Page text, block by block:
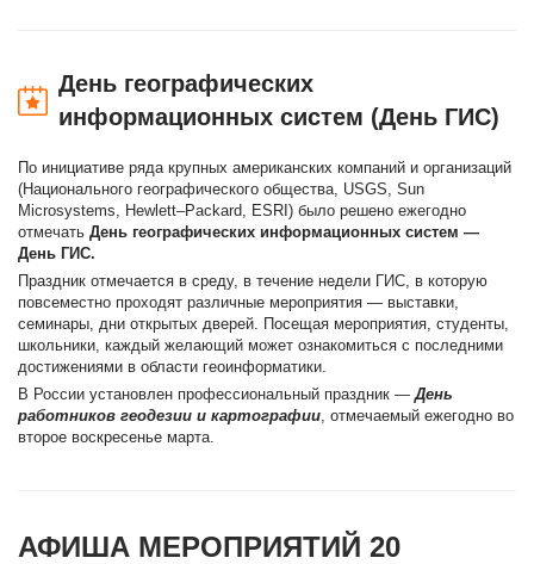
День географических
информационных систем (День ГИС)
По инициативе ряда крупных американских компаний и организаций
(Национального географического общества, USGS, Sun
Microsystems, Hewlett–Packard, ESRI) было решено ежегодно
отмечать День географических информационных систем —
День ГИС.
Праздник отмечается в среду, в течение недели ГИС, в которую
повсеместно проходят различные мероприятия — выставки,
семинары, дни открытых дверей. Посещая мероприятия, студенты,
школьники, каждый желающий может ознакомиться с последними
достижениями в области геоинформатики.
В России установлен профессиональный праздник — День
работников геодезии и картографии, отмечаемый ежегодно во
второе воскресенье марта.
АФИША МЕРОПРИЯТИЙ 20